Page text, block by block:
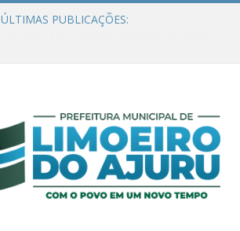
ÚLTIMAS PUBLICAÇÕES: